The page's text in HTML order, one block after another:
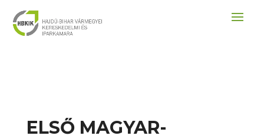
ELSŐ MAGYAR-